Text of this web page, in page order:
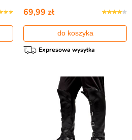
69,99 zł
do koszyka
Expresowa wysyłka